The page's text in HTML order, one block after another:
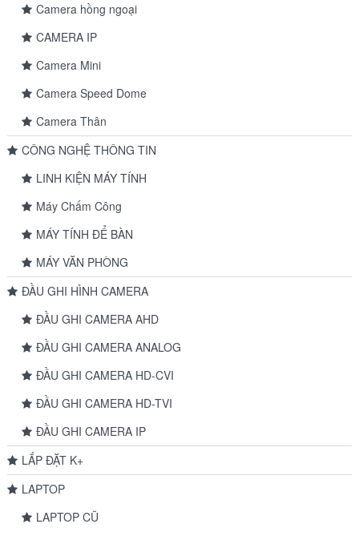
Camera hồng ngoại
CAMERA IP
Camera Mini
Camera Speed Dome
Camera Thân
CÔNG NGHỆ THÔNG TIN
LINH KIỆN MÁY TÍNH
Máy Chấm Công
MÁY TÍNH ĐỂ BÀN
MÁY VĂN PHÒNG
ĐẦU GHI HÌNH CAMERA
ĐẦU GHI CAMERA AHD
ĐẦU GHI CAMERA ANALOG
ĐẦU GHI CAMERA HD-CVI
ĐẦU GHI CAMERA HD-TVI
ĐẦU GHI CAMERA IP
LẮP ĐẶT K+
LAPTOP
LAPTOP CŨ